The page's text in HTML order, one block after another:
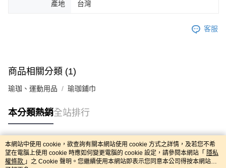
產地 台灣
客服
商品相關分類 (1)
瑜珈、運動用品 瑜珈鋪巾
本分類熱銷全站排行
熱門標籤
本網站中使用 cookie，欲查詢有關本網站使用 cookie 方式之詳情，及若您不希
望在電腦上使用 cookie 時應如何變更電腦的 cookie 設定，請參閱本網站「 隱私
權條款 」之 Cookie 聲明。您繼續使用本網站即表示您同意本公司得按本網站使